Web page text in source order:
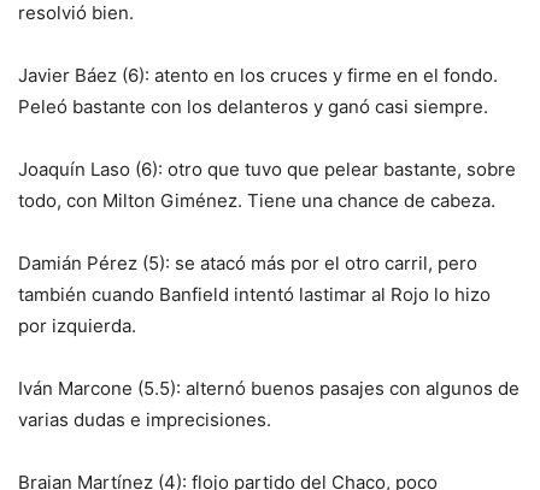
resolvió bien.
Javier Báez (6): atento en los cruces y firme en el fondo.
Peleó bastante con los delanteros y ganó casi siempre.
Joaquín Laso (6): otro que tuvo que pelear bastante, sobre
todo, con Milton Giménez. Tiene una chance de cabeza.
Damián Pérez (5): se atacó más por el otro carril, pero
también cuando Banfield intentó lastimar al Rojo lo hizo
por izquierda.
Iván Marcone (5.5): alternó buenos pasajes con algunos de
varias dudas e imprecisiones.
Braian Martínez (4): flojo partido del Chaco, poco